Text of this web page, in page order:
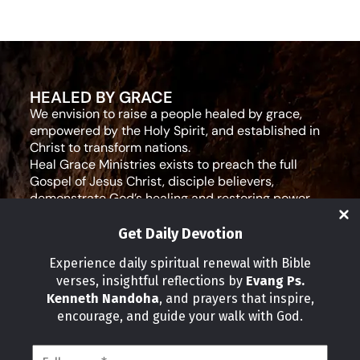
Get Daily Devotion
Experience daily spiritual renewal with Bible
verses, insightful reflections by Evang Ps.
Kenneth Nandoha, and prayers that inspire,
encourage, and guide your walk with God.
HEALED BY GRACE
We envision to raise a people healed by grace,
empowered by the Holy Spirit, and established in
Christ to transform nations.
Heal Grace Ministries exists to preach the full
Gospel of Jesus Christ, disciple believers,
demonstrate God’s healing and restoring power,
IMPORTANT LINKS
Our Partners
About Us
Volunteer